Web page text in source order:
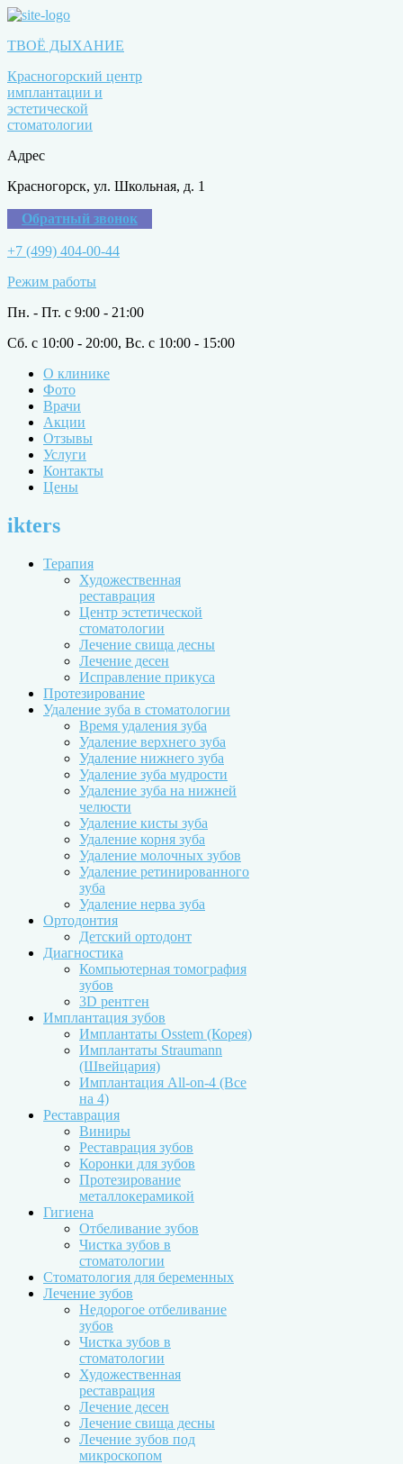
ТВОЁ ДЫХАНИЕ
Красногорский центр
имплантации и
эстетической
стоматологии
Адрес
Красногорск, ул. Школьная, д. 1
Обратный звонок
+7 (499) 404-00-44
Режим работы
Пн. - Пт. с 9:00 - 21:00
Сб. с 10:00 - 20:00, Вс. с 10:00 - 15:00
О клинике
Фото
Врачи
Акции
Отзывы
Услуги
Контакты
Цены
ikters
Терапия
Художественная
реставрация
Центр эстетической
стоматологии
Лечение свища десны
Лечение десен
Исправление прикуса
Протезирование
Удаление зуба в стоматологии
Время удаления зуба
Удаление верхнего зуба
Удаление нижнего зуба
Удаление зуба мудрости
Удаление зуба на нижней
челюсти
Удаление кисты зуба
Удаление корня зуба
Удаление молочных зубов
Удаление ретинированного
зуба
Удаление нерва зуба
Ортодонтия
Детский ортодонт
Диагностика
Компьютерная томография
зубов
3D рентген
Имплантация зубов
Имплантаты Osstem (Корея)
Имплантаты Straumann
(Швейцария)
Имплантация All-on-4 (Все
на 4)
Реставрация
Виниры
Реставрация зубов
Коронки для зубов
Протезирование
металлокерамикой
Гигиена
Отбеливание зубов
Чистка зубов в
стоматологии
Стоматология для беременных
Лечение зубов
Недорогое отбеливание
зубов
Чистка зубов в
стоматологии
Художественная
реставрация
Лечение десен
Лечение свища десны
Лечение зубов под
микроскопом